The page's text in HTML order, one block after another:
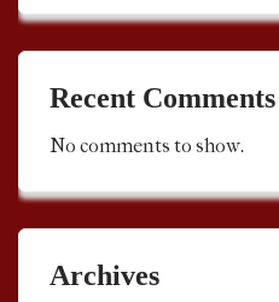
Recent Comments
No comments to show.
Archives